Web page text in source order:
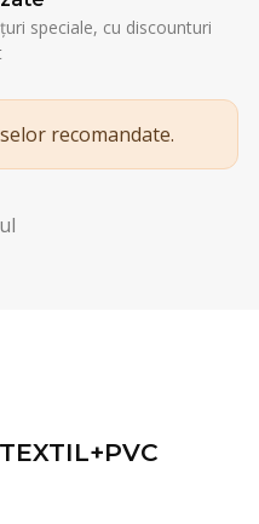
speciale, cu discounturi
recomandate.